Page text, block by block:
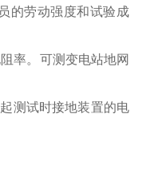
的劳动强度和试验成
率。可测变电站地网
测试时接地装置的电